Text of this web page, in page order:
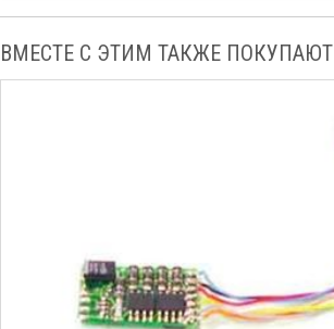
ВМЕСТЕ С ЭТИМ ТАКЖЕ ПОКУПАЮТ